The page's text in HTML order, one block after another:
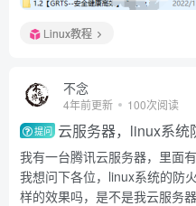
Linux教程
不念
4年前更新 100次阅读
提问 云服务器，linux系统
我有一台腾讯云服务器，里面
我想问下各位，linux系统的防
样的效果吗，是不是我云服务